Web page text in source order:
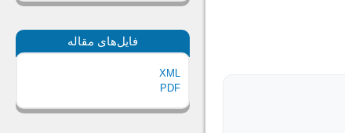
فایل‌های مقاله
XML
PDF